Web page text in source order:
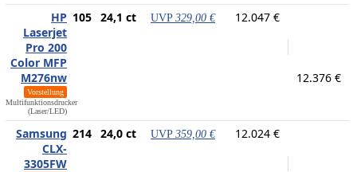
HP
Laserjet
Pro 200
Color MFP
M276nw
Vorstellung
Multifunktionsdrucker
(Laser/LED)
105 24,1 ct UVP 329,00 € 12.047 €
12.376 €
Samsung
CLX-
3305FW
214 24,0 ct UVP 359,00 € 12.024 €